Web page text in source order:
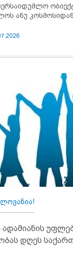
დღეს